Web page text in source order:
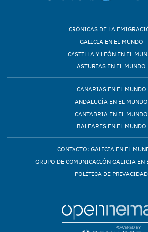
CRÓNICAS DE LA
GALICIA EN EL MUNDO
CASTILLA Y LEÓN EN EL
ASTURIAS EN EL MUNDO
CANARIAS EN EL MUNDO
ANDALUCÍA EN EL MUNDO
CANTABRIA EN EL MUNDO
BALEARES EN EL MUNDO
CONTACTO: GALICIA EN EL
GRUPO DE COMUNICACIÓN GALICIA EN
POLÍTICA DE PRIVACIDAD